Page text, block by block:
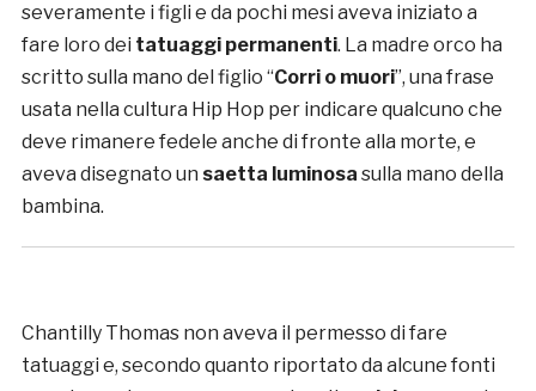
severamente i figli e da pochi mesi aveva iniziato a
fare loro dei tatuaggi permanenti. La madre orco ha
scritto sulla mano del figlio “Corri o muori”, una frase
usata nella cultura Hip Hop per indicare qualcuno che
deve rimanere fedele anche di fronte alla morte, e
aveva disegnato un saetta luminosa sulla mano della
bambina.
Chantilly Thomas non aveva il permesso di fare
tatuaggi e, secondo quanto riportato da alcune fonti